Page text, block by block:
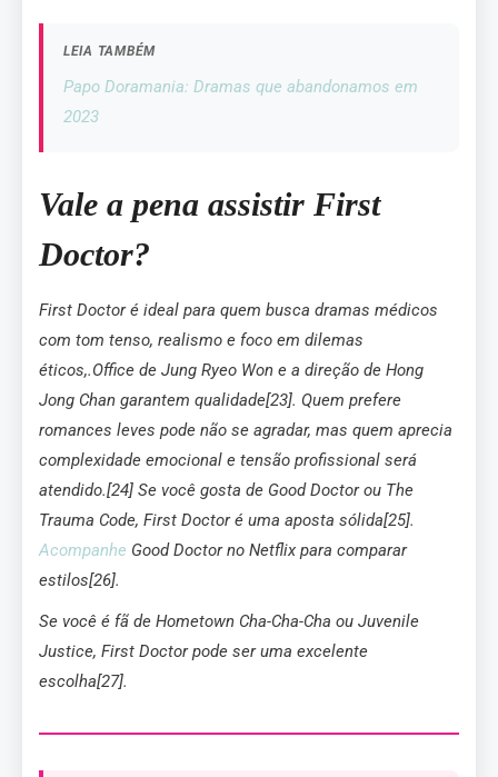
LEIA TAMBÉM
Papo Doramania: Dramas que abandonamos em
2023
Vale a pena assistir First
Doctor?
First Doctoré ideal para quem busca dramas médicos
com tom tenso, realismo e foco em dilemas
éticos,.Office de Jung Ryeo Won e a direção de Hong
Jong Chan garantem qualidade[23]. Quem prefere
romances leves pode não se agradar, mas quem aprecia
complexidade emocional e tensão profissional será
atendido.[24] Se você gosta de Good Doctorou The
Trauma Code, First Doctoré uma aposta sólida[25].
Acompanhe Good Doctorno Netflix para comparar
estilos[26].
Se você é fã de Hometown Cha-Cha-Cha ou Juvenile
Justice, First Doctorpode ser uma excelente
escolha[27].